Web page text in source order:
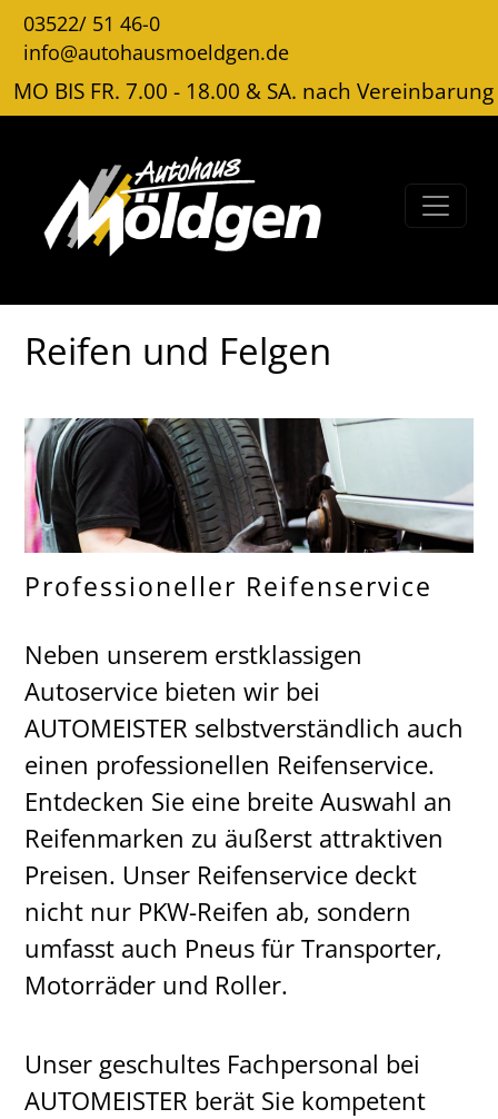
03522/ 51 46-0
info@autohausmoeldgen.de
MO BIS FR. 7.00 - 18.00 & SA. nach Vereinbarung
Reifen und Felgen
Professioneller Reifenservice
Neben unserem erstklassigen
Autoservice bieten wir bei
AUTOMEISTER selbstverständlich auch
einen professionellen Reifenservice.
Entdecken Sie eine breite Auswahl an
Reifenmarken zu äußerst attraktiven
Preisen. Unser Reifenservice deckt
nicht nur PKW-Reifen ab, sondern
umfasst auch Pneus für Transporter,
Motorräder und Roller.
Unser geschultes Fachpersonal bei
AUTOMEISTER berät Sie kompetent